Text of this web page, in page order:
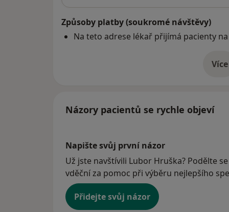
Způsoby platby (soukromé návštěvy)
Na teto adrese lékař přijímá pacienty
Více
o
Názory pacientů se rychle objeví
Napište svůj první názor
Už jste navštívili Lubor Hruška? Podělte
vděční za pomoc při výběru nejlepšího
Přidejte svůj názor